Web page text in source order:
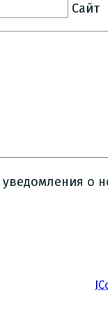
Сайт
уведомления о